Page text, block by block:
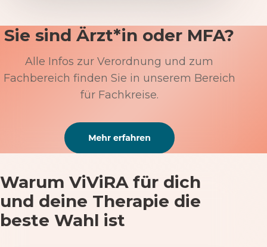
Sie sind Ärzt*in oder MFA?
Alle Infos zur Verordnung und zum
Fachbereich finden Sie in unserem Bereich
für Fachkreise.
Warum ViViRA für dich
und deine Therapie die
beste Wahl ist